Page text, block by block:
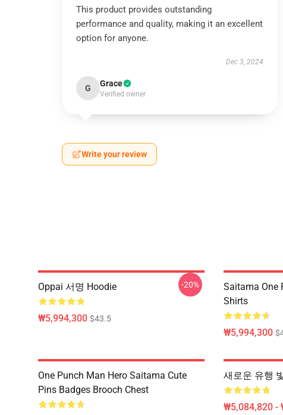
This product provides outstanding
performance and quality, making it an excellent
option for anyone.
Dec 3, 2024
G Grace
Verified owner
Write your review
Oppai 서명 Hoodie
₩5,994,300 $43.5
-20%
Saitama One
Shirts
₩5,994,300
One Punch Man Hero Saitama Cute
Pins Badges Brooch Chest
새로운 유행
₩5,084,820 -